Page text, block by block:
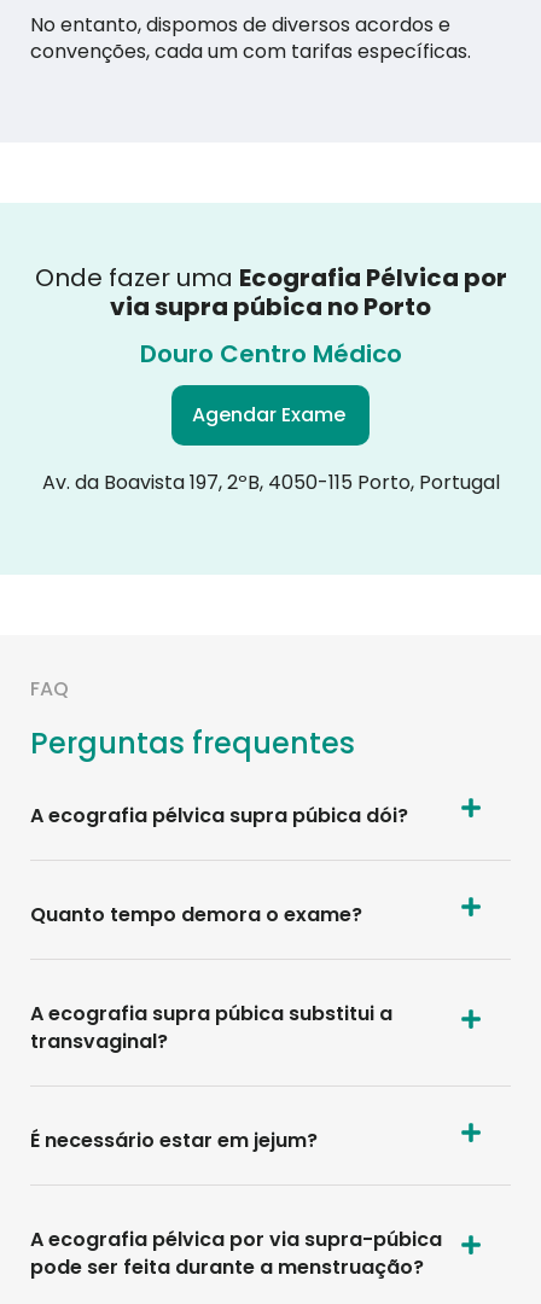
No entanto, dispomos de diversos acordos e
convenções, cada um com tarifas específicas.
Onde fazer uma Ecografia Pélvica por
via supra púbica noPorto
Douro Centro Médico
Agendar Exame
Av. da Boavista 197, 2ºB, 4050-115 Porto, Portugal
FAQ
Perguntas frequentes
A ecografia pélvica supra púbica dói?
Quanto tempo demora o exame?
A ecografia supra púbica substitui a
transvaginal?
É necessário estar em jejum?
A ecografia pélvica por via supra-púbica
pode ser feita durante a menstruação?